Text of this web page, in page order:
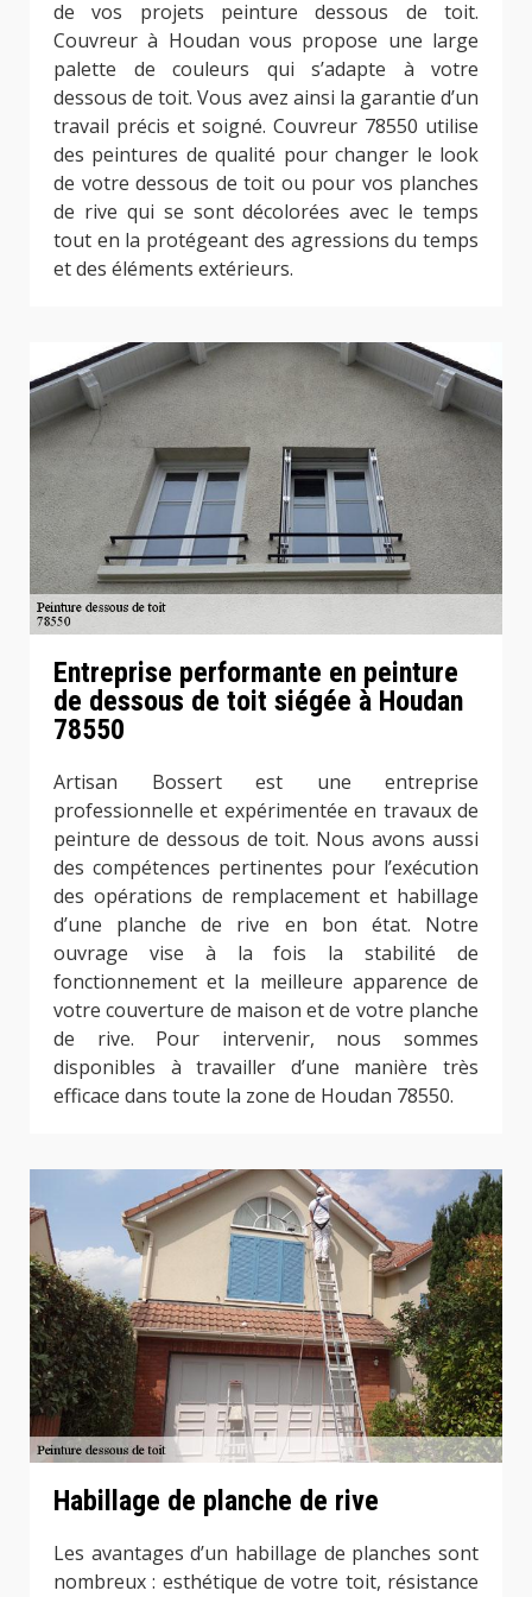
de vos projets peinture dessous de toit.
Couvreur à Houdan vous propose une large
palette de couleurs qui s’adapte à votre
dessous de toit. Vous avez ainsi la garantie d’un
travail précis et soigné. Couvreur 78550 utilise
des peintures de qualité pour changer le look
de votre dessous de toit ou pour vos planches
de rive qui se sont décolorées avec le temps
tout en la protégeant des agressions du temps
et des éléments extérieurs.
Entreprise performante en peinture
de dessous de toit siégée à Houdan
78550
Artisan Bossert est une entreprise
professionnelle et expérimentée en travaux de
peinture de dessous de toit. Nous avons aussi
des compétences pertinentes pour l’exécution
des opérations de remplacement et habillage
d’une planche de rive en bon état. Notre
ouvrage vise à la fois la stabilité de
fonctionnement et la meilleure apparence de
votre couverture de maison et de votre planche
de rive. Pour intervenir, nous sommes
disponibles à travailler d’une manière très
efficace dans toute la zone de Houdan 78550.
Habillage de planche de rive
Les avantages d’un habillage de planches sont
nombreux : esthétique de votre toit, résistance